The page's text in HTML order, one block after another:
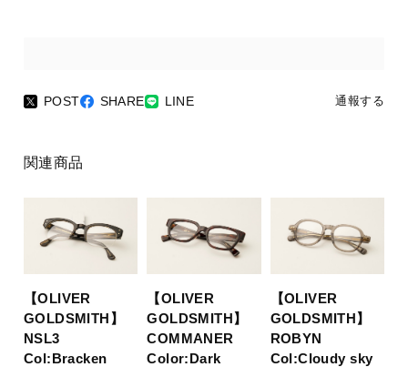
POST SHARE LINE 通報する
関連商品
【OLIVER
GOLDSMITH】
NSL3
Col:Bracken
【OLIVER
GOLDSMITH】
COMMANER
Color:Dark
【OLIVER
GOLDSMITH】
ROBYN
Col:Cloudy sky